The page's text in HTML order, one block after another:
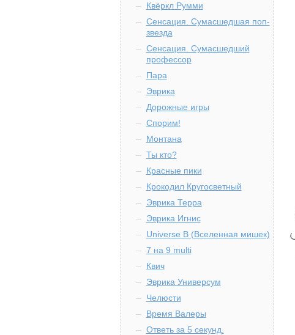
Квёркл Румми
Сенсация. Сумасшедшая поп-
звезда
Сенсация. Сумасшедший
профессор
Пара
Эврика
Дорожные игры
Спорим!
Монтана
Ты кто?
Красные пики
Крокодил Кругосветный
Эврика Терра
Эврика Игнис
Universe B (Вселенная мишек)
7 на 9 multi
Квич
Эврика Универсум
Челюсти
Время Валеры
Ответь за 5 секунд.